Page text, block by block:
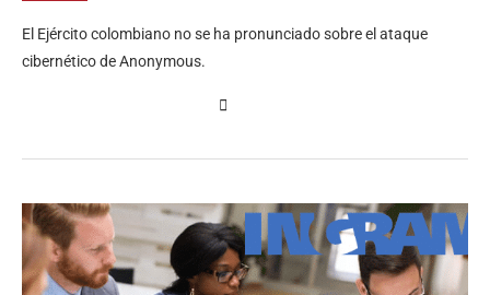
El Ejército colombiano no se ha pronunciado sobre el ataque
cibernético de Anonymous.